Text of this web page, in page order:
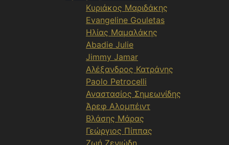
Κυριάκος Μαριδάκης
Evangeline Gouletas
Ηλίας Μαμαλάκης
Abadie Julie
Jimmy Jamar
Αλέξανδρος Κατράνης
Paolo Petrocelli
Αναστασίος Σημεωνίδης
Άρεφ Αλομπέιντ
Βλάσης Μάρας
Γεώργιος Πίππας
Ζωή Ζενιώδη